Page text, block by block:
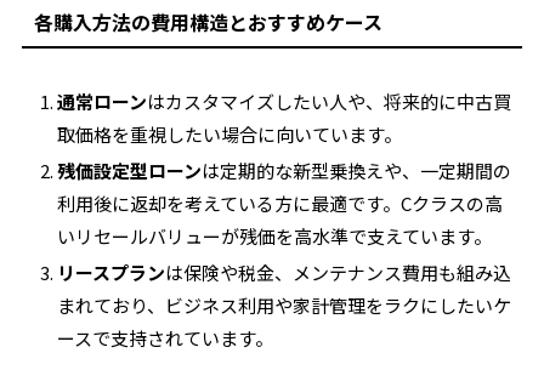
各購入方法の費用構造とおすすめケース
通常ローンはカスタマイズしたい人や、将来的に中古買
取価格を重視したい場合に向いています。
残価設定型ローンは定期的な新型乗換えや、一定期間の
利用後に返却を考えている方に最適です。Cクラスの高
いリセールバリューが残価を高水準で支えています。
リースプランは保険や税金、メンテナンス費用も組み込
まれており、ビジネス利用や家計管理をラクにしたいケ
ースで支持されています。